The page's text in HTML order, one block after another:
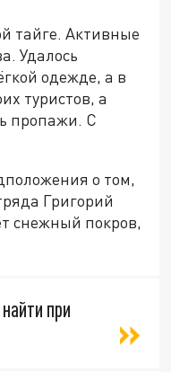
тайге. Активные
Удалось
одежде, а в
туристов, а
пропажи. С
о том,
Григорий
снежный покров,
при